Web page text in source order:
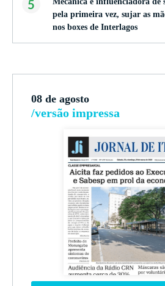
5
pela primeira vez, sujar as
nos boxes de Interlagos
08 de agosto
/versão impressa